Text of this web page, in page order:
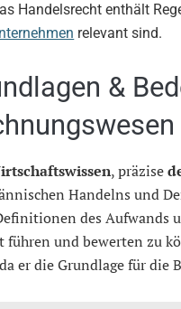
Handelsrecht enthält
relevant sind.
&
, präzise
Handelns und
des Aufwands
führen und bewerten zu
er die Grundlage für die